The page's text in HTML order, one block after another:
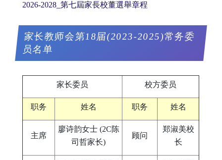
2026-2028_第七屆家長校董選舉章程
家长教师会第18届(2023-2025)常务委
员名单
家长委员 校方委员
职务 姓名 职务 姓名
主席
廖诗韵女士 (2C陈
司哲家长)
顾问
郑淑美校
长